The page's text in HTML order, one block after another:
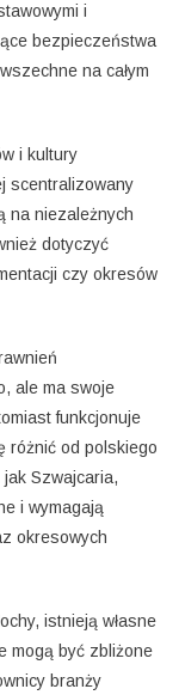
i
bezpieczeństwa
na całym
i kultury
scentralizowany
na niezależnych
dotyczyć
czy okresów
ale ma swoje
funkcjonuje
różnić od polskiego
Szwajcaria,
i wymagają
okresowych
istnieją własne
mogą być zbliżone
branży